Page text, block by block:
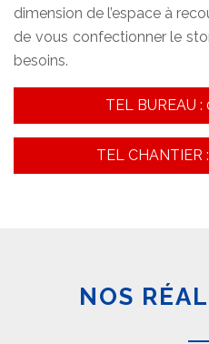
dimension de l’espace à
de vous confectionner le
besoins.
TEL BUREAU :
TEL CHANTIER
NOS